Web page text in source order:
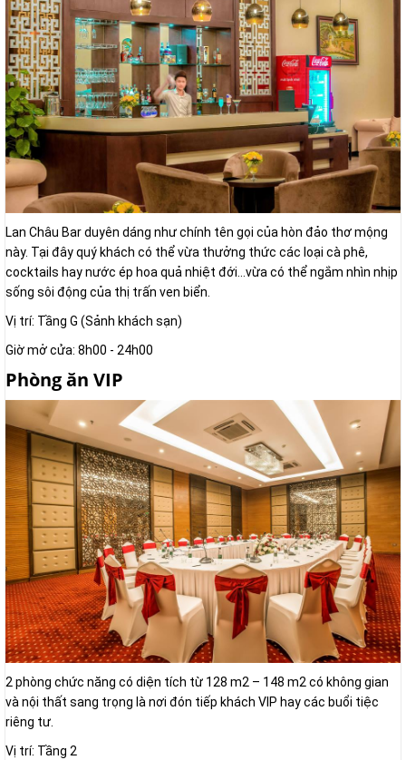
Lan Châu Bar duyên dáng như chính tên gọi của hòn đảo thơ mộng
này. Tại đây quý khách có thể vừa thưởng thức các loại cà phê,
cocktails hay nước ép hoa quả nhiệt đới...vừa có thể ngắm nhìn nhịp
sống sôi động của thị trấn ven biển.
Vị trí: Tầng G (Sảnh khách sạn)
Giờ mở cửa: 8h00 - 24h00
Phòng ăn VIP
2 phòng chức năng có diện tích từ 128 m2 – 148 m2 có không gian
và nội thất sang trọng là nơi đón tiếp khách VIP hay các buổi tiệc
riêng tư.
Vị trí: Tầng 2